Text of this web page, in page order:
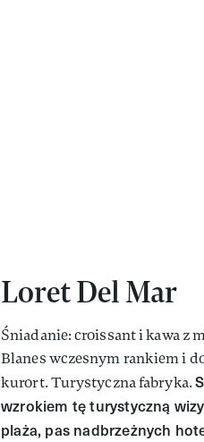
Loret Del Mar
Śniadanie: croissant i kawa z
Blanes wczesnym rankiem i
kurort. Turystyczna fabryka.
wzrokiem tę turystyczną
plaża, pas nadbrzeżnych